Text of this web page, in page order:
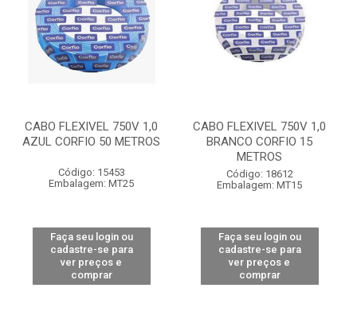
CABO FLEXIVEL 750V 1,0
AZUL CORFIO 50 METROS
Código: 15453
Embalagem: MT25
Faça seu login ou
cadastre-se para
ver preços e
comprar
CABO FLEXIVEL 750V 1,0
BRANCO CORFIO 15
METROS
Código: 18612
Embalagem: MT15
Faça seu login ou
cadastre-se para
ver preços e
comprar